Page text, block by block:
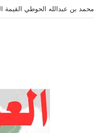
محمد بن عبدالله الحوطي القيمة